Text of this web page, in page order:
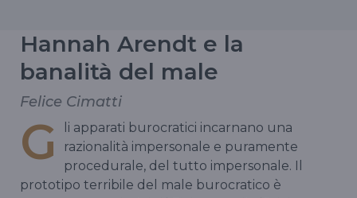
Hannah Arendt e la
banalità del male
Felice Cimatti
G
li apparati burocratici incarnano una
razionalità impersonale e puramente
procedurale, del tutto impersonale. Il
prototipo terribile del male burocratico è